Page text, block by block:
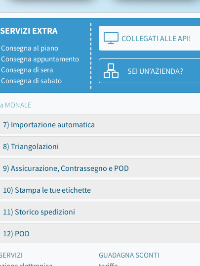
SERVIZI EXTRA
Consegna al piano
Consegna appuntamento
Consegna di sera
Consegna di sabato
COLLEGATI ALLE API!
SEI UN'AZIENDA?
MONALE
7) Importazione automatica
8) Triangolazioni
9) Assicurazione, Contrassegno e POD
10) Stampa le tue etichette
11) Storico spedizioni
12) POD
GUADAGNA SCONTI